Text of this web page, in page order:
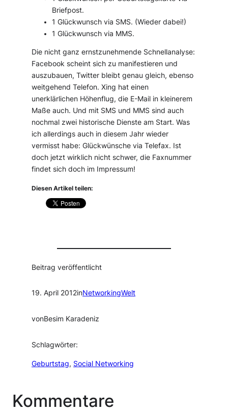
Briefpost.
1 Glückwunsch via SMS. (Wieder dabei!)
1 Glückwunsch via MMS.
Die nicht ganz ernstzunehmende Schnellanalyse:
Facebook scheint sich zu manifestieren und
auszubauen, Twitter bleibt genau gleich, ebenso
weitgehend Telefon. Xing hat einen
unerklärlichen Höhenflug, die E-Mail in kleinerem
Maße auch. Und mit SMS und MMS sind auch
nochmal zwei historische Dienste am Start. Was
ich allerdings auch in diesem Jahr wieder
vermisst habe: Glückwünsche via Telefax. Ist
doch jetzt wirklich nicht schwer, die Faxnummer
findet sich doch im Impressum!
Diesen Artikel teilen:
Beitrag veröffentlicht
19. April 2012inNetworkingWelt
vonBesim Karadeniz
Schlagwörter:
Geburtstag, Social Networking
Kommentare